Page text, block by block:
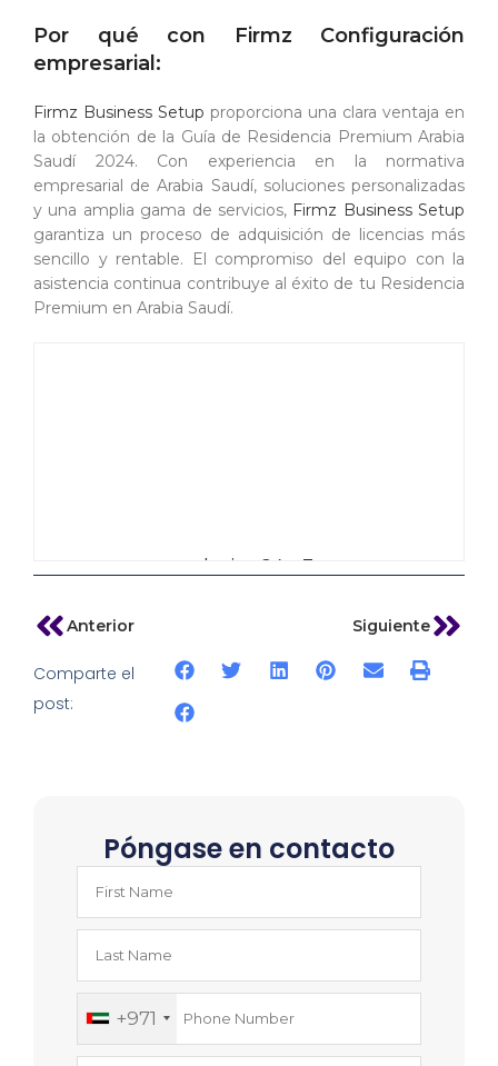
Por qué con Firmz Configuración
empresarial:
Firmz Business Setup proporciona una clara ventaja en
la obtención de la Guía de Residencia Premium Arabia
Saudí 2024. Con experiencia en la normativa
empresarial de Arabia Saudí, soluciones personalizadas
y una amplia gama de servicios, Firmz Business Setup
garantiza un proceso de adquisición de licencias más
sencillo y rentable. El compromiso del equipo con la
asistencia continua contribuye al éxito de tu Residencia
Premium en Arabia Saudí.
admin_64w3
Anterior Siguiente
Comparte el
post:
Póngase en contacto
+971